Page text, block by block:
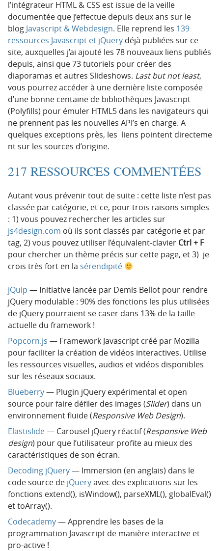
i
p
a
l
e
l’intégrateur HTML & CSS est issue de la veille
documentée que j’effectue depuis deux ans sur le
blog Javascript & Webdesign. Elle reprend les 139
ressources Javascript et jQuery déjà publiées sur ce
site, auxquelles j’ai ajouté les 78 nouveaux liens publiés
depuis, ainsi que 73 tutoriels pour créer des
diaporamas et autres Slideshows. Last but not least,
vous pourrez accéder à une dernière liste composée
d’une bonne centaine de bibliothèques Javascript
(Polyfills) pour émuler HTML5 dans les navigateurs qui
ne prennent pas les nouvelles API’s en charge. A
quelques exceptions près, les liens pointent directeme
nt sur les sources d’origine.
217 RESSOURCES COMMENTÉES
Autant vous prévenir tout de suite : cette liste n’est pas
classée par catégorie, et ce, pour trois raisons simples
: 1) vous pouvez rechercher les articles sur
js4design.com où ils sont classés par catégorie et par
tag, 2) vous pouvez utiliser l’équivalent-clavier Ctrl + F
pour chercher un thème précis sur cette page, et 3) je
crois très fort en la sérendipité
jQuip — Initiative lancée par Demis Bellot pour rendre
jQuery modulable : 90% des fonctions les plus utilisées
de jQuery pourraient se caser dans 13% de la taille
actuelle du framework !
Popcorn.js — Framework Javascript créé par Mozilla
pour faciliter la création de vidéos interactives. Utilise
les ressources visuelles, audios et vidéos disponibles
sur les réseaux sociaux.
Blueberry— Plugin jQuery expérimental et open
source pour faire défiler des images (Slider) dans un
environnement fluide (Responsive Web Design).
Elastislide— Carousel jQuery réactif (Responsive Web
design) pour que l’utilisateur profite au mieux des
caractéristiques de son écran.
Decoding jQuery— Immersion (en anglais) dans le
code source de jQueryavec des explications sur les
fonctions extend(), isWindow(), parseXML(), globalEval()
et toArray().
Codecademy— Apprendre les bases de la
programmation Javascript de manière interactive et
pro-active !